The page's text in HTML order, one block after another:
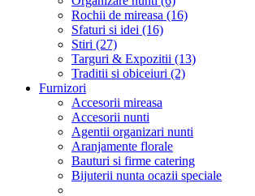
Rochii de mireasa (16)
Sfaturi si idei (16)
Stiri (27)
Targuri & Expozitii (13)
Traditii si obiceiuri (2)
Furnizori
Accesorii mireasa
Accesorii nunti
Agentii organizari nunti
Aranjamente florale
Bauturi si firme catering
Bijuterii nunta ocazii speciale